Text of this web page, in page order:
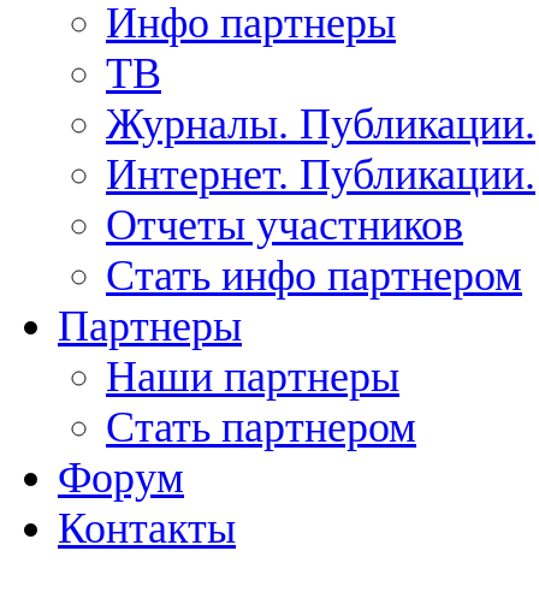
Инфо партнеры
ТВ
Журналы. Публикации.
Интернет. Публикации.
Отчеты участников
Стать инфо партнером
Партнеры
Наши партнеры
Стать партнером
Форум
Контакты